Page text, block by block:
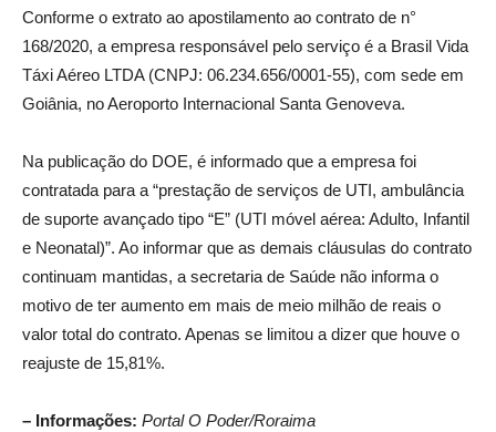
Conforme o extrato ao apostilamento ao contrato de n°
168/2020, a empresa responsável pelo serviço é a Brasil Vida
Táxi Aéreo LTDA (CNPJ: 06.234.656/0001-55), com sede em
Goiânia, no Aeroporto Internacional Santa Genoveva.
Na publicação do DOE, é informado que a empresa foi
contratada para a “prestação de serviços de UTI, ambulância
de suporte avançado tipo “E” (UTI móvel aérea: Adulto, Infantil
e Neonatal)”. Ao informar que as demais cláusulas do contrato
continuam mantidas, a secretaria de Saúde não informa o
motivo de ter aumento em mais de meio milhão de reais o
valor total do contrato. Apenas se limitou a dizer que houve o
reajuste de 15,81%.
– Informações: Portal O Poder/Roraima